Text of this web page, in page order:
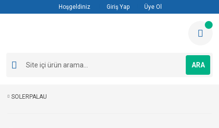
Hoşgeldiniz Giriş Yap Üye Ol
ARA
SOLERPALAU